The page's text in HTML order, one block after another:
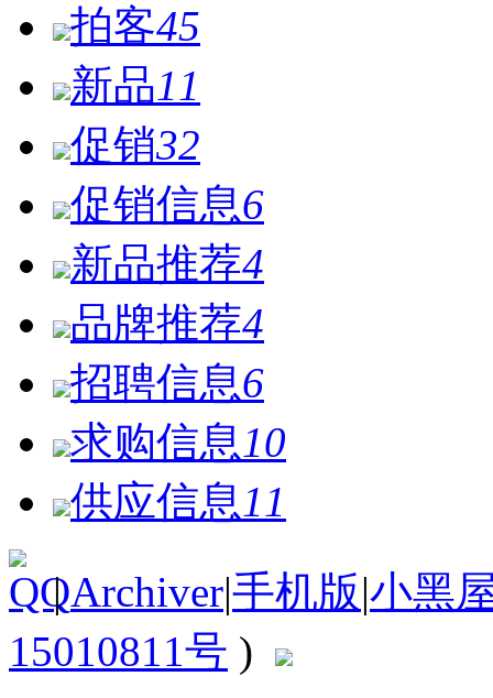
拍客45
新品11
促销32
促销信息6
新品推荐4
品牌推荐4
招聘信息6
求购信息 10
供应信息 11
| Archiver|手机版|小黑
15010811号 )